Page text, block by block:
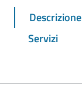
Descrizione
Servizi